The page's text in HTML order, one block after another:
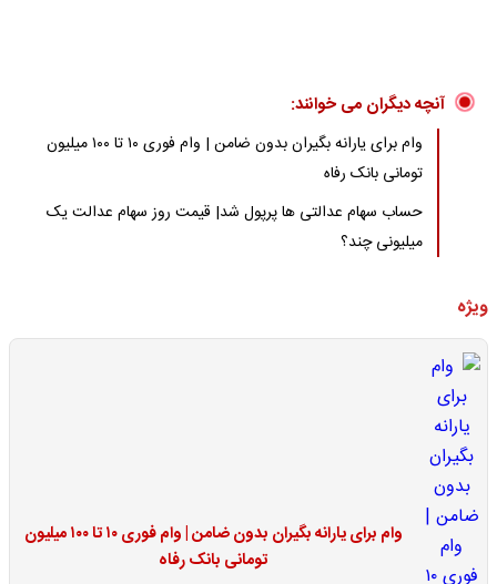
آنچه دیگران می خوانند:
وام برای یارانه بگیران بدون ضامن | وام فوری ۱۰ تا ۱۰۰ میلیون
تومانی بانک رفاه
حساب سهام عدالتی ها پرپول شد| قیمت روز سهام عدالت یک
میلیونی چند؟
ویژه
وام برای یارانه بگیران بدون ضامن | وام فوری ۱۰ تا ۱۰۰ میلیون
تومانی بانک رفاه